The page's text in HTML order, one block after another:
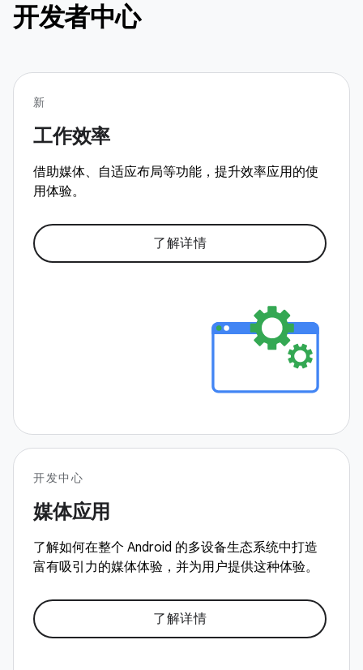
开发者中心
新
工作效率
借助媒体、自适应布局等功能，提升效率应用的使
用体验。
了解详情
开发中心
媒体应用
了解如何在整个 Android 的多设备生态系统中打造
富有吸引力的媒体体验，并为用户提供这种体验。
了解详情